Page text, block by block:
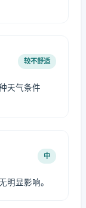
较不舒适
天气条件
中
明显影响。